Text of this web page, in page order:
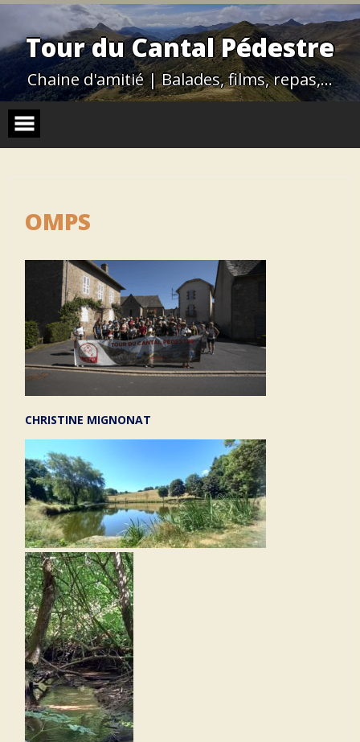
Skip
contentTour du Cantal Pédestre
Chaine d'amitié | Balades, films, repas,…
OMPS
CHRISTINE MIGNONAT